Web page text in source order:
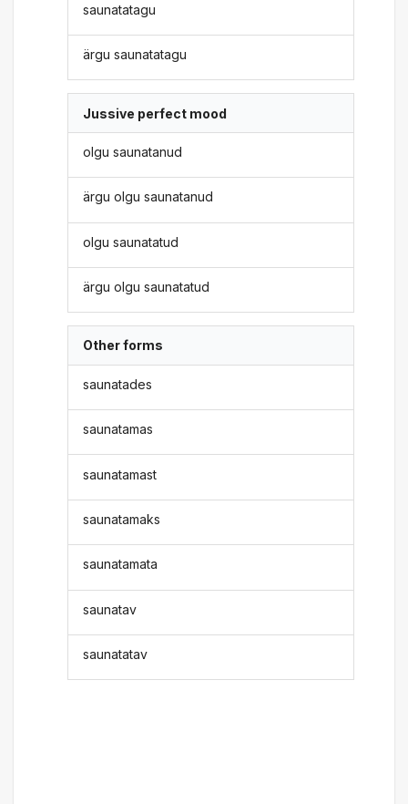
saunatatagu
ärgu saunatatagu
Jussive perfect mood
olgu saunatanud
ärgu olgu saunatanud
olgu saunatatud
ärgu olgu saunatatud
Other forms
saunatades
saunatamas
saunatamast
saunatamaks
saunatamata
saunatav
saunatatav